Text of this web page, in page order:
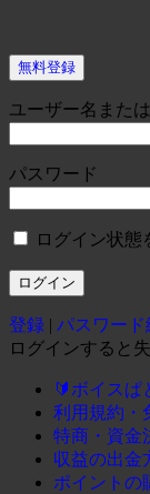
無料登録
ユーザー名また
パスワード
ログイン状態
登録 | パスワード
ログインすると
🔰ボイスぱ
利用規約・
特商・資金
収益の出金
ポイントの